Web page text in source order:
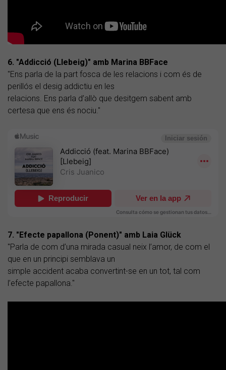
6. "Addicció (Llebeig)" amb Marina BBFace
"Ens parla de la part fosca de les relacions i com és de
perillós el desig addictiu en les
relacions. Ens parla d’allò que desitgem sabent amb
certesa que ens és nociu."
7. "Efecte papallona (Ponent)" amb Laia Glück
"Parla de com d’una mirada casual neix l’amor, de com el
que en un principi semblava un
simple accident acaba convertint-se en un tot, tal com
l’efecte papallona."